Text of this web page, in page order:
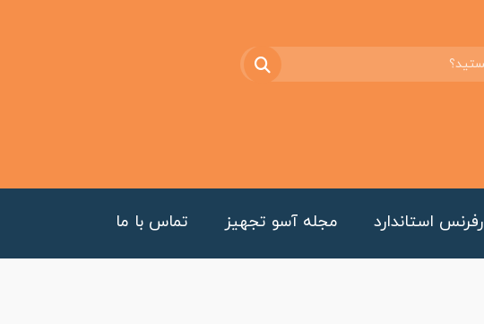
رفرنس استاندارد مجله آسو تجهیز تماس با ما